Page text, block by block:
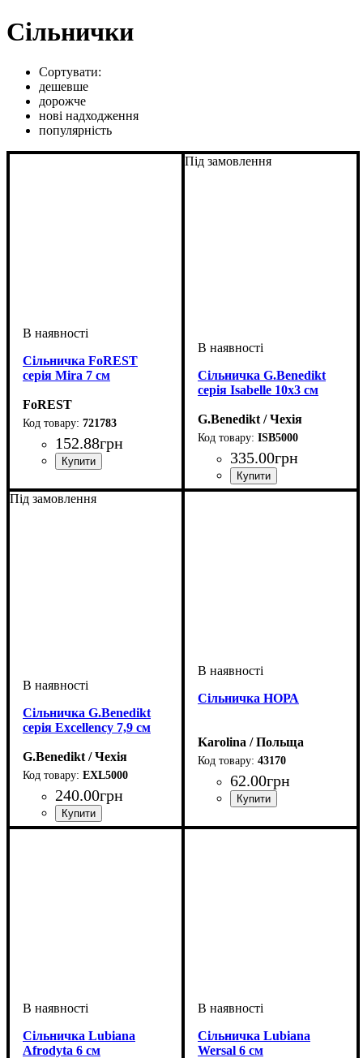
Сільнички
Сортувати:
дешевше
дорожче
нові надходження
популярність
Сільничка FoREST
серія Mira 7 см
FoREST
721783
152.88грн
Під замовлення
Сільничка G.Benedikt
серія Isabelle 10х3 см
G.Benedikt / Чехія
ISB5000
335.00грн
Під замовлення
Сільничка G.Benedikt
серія Excellency 7,9 см
G.Benedikt / Чехія
EXL5000
240.00грн
Сільничка НОРА
Karolina / Польща
43170
62.00грн
Сільничка Lubiana
Afrodyta 6 см
Сільничка Lubiana
Wersal 6 см